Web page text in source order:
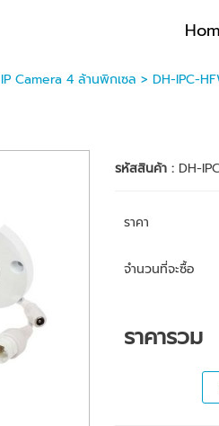
IP Camera 4 ล้านพิกเซล > DH-IPC-
รหัสสินค้า : DH-
ราคา
จำนวนที่จะซื้อ
ราคารวม